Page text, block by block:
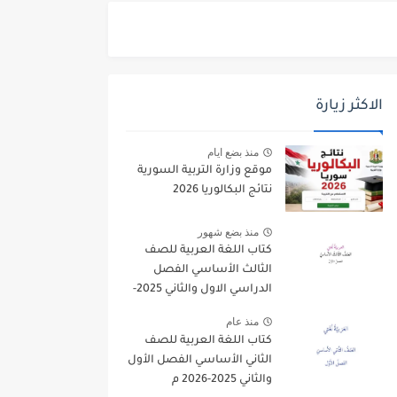
الاكثر زيارة
منذ بضع ايام
موقع وزارة التربية السورية
نتائج البكالوريا 2026
منذ بضع شهور
كتاب اللغة العربية للصف
الثالث الأساسي الفصل
الدراسي الاول والثاني 2025-
منذ عام
كتاب اللغة العربية للصف
الثاني الأساسي الفصل الأول
والثاني 2025-2026 م